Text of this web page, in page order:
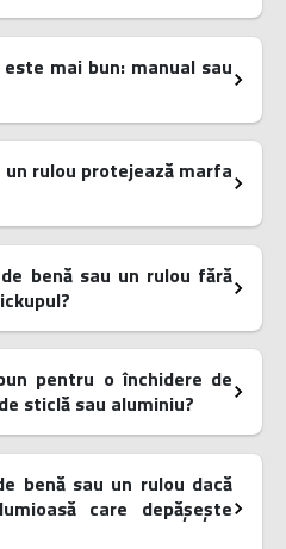
mai bun: manual sau
un rulou protejează marfa
benă sau un rulou fără
pentru o închidere de
sticlă sau aluminiu?
benă sau un rulou dacă
care depășește